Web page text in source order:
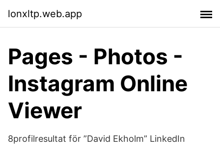
lonxltp.web.app
Pages - Photos -
Instagram Online
Viewer
8profilresultat för ”David Ekholm” LinkedIn